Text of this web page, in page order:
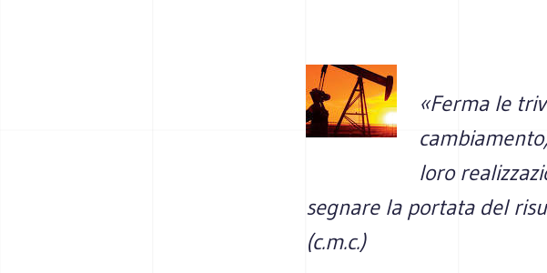
«Ferma le
loro
segnare la portata del
(c.m.c.)